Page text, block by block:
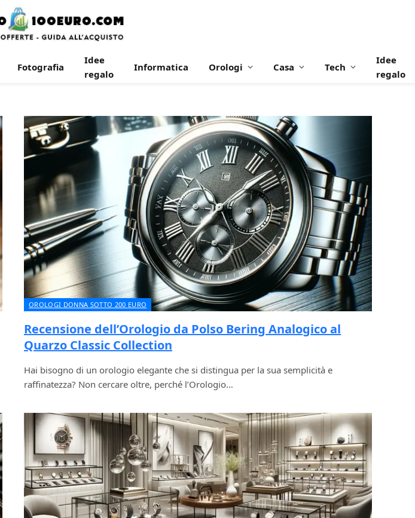
Fotografia
Idee
regalo
Informatica Orologi Casa Tech
Idee
regalo
OROLOGI DONNA SOTTO 200 EURO
Recensione dell’Orologio da Polso Bering Analogico al
Quarzo Classic Collection
Hai bisogno di un orologio elegante che si distingua per la sua semplicità e
raffinatezza? Non cercare oltre, perché l’Orologio…